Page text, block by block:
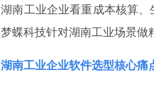
南工业企业看重成本核算
蝶科技针对湖南工业场景做
南工业企业软件选型核心痛